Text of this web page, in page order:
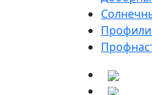
Профили